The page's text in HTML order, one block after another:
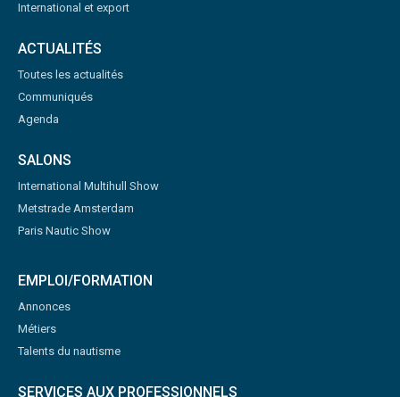
International et export
ACTUALITÉS
Toutes les actualités
Communiqués
Agenda
SALONS
International Multihull Show
Metstrade Amsterdam
Paris Nautic Show
EMPLOI/FORMATION
Annonces
Métiers
Talents du nautisme
SERVICES AUX PROFESSIONNELS